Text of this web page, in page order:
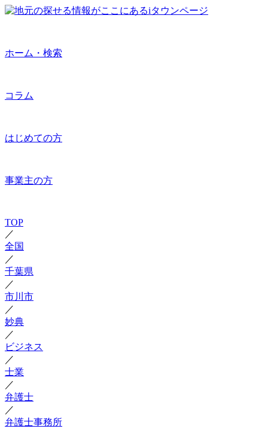
ホーム・検索
コラム
はじめての方
事業主の方
TOP
／
全国
／
千葉県
／
市川市
／
妙典
／
ビジネス
／
士業
／
弁護士
／
弁護士事務所